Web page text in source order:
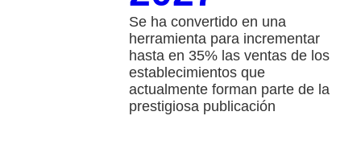
Se ha convertido en una
herramienta para incrementar
hasta en 35% las ventas de los
establecimientos que
actualmente forman parte de la
prestigiosa publicación